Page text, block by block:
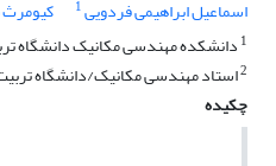
اسماعیل ابراهیمی فردویی1
1 دانشکده مهندسی مکانیک دانشگاه
2استاد مهندسی مکانیک/دانشگاه
چکیده